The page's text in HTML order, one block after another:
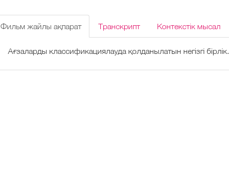
Фильм жайлы ақпарат Транскрипт Контекстік мысал
Ағзаларды классификациялауда қолданылатын негізгі бірлік.